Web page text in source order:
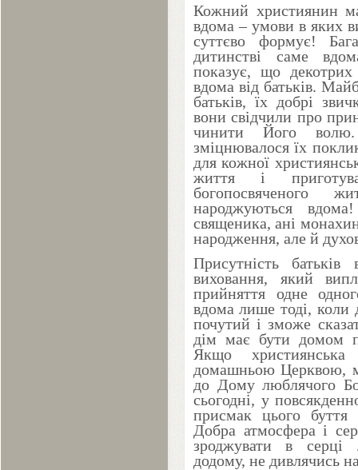
Кожний християнин
вдома – умови в яких
суттєво формує!
дитинстві саме
показує, що
вдома від батьків.
батьків, їх добрі
вони свідчили про
чинити Його
зміцнювалося їх
для кожної
життя і
богопосвяченого
народжуються
священика, ані
народження, але й
Присутність
виховання, який
прийняття одне
вдома лише тоді, коли
почутий і зможе
дім має бути домом
Якщо
домашньою Церквою,
до Дому люблячого
сьогодні, у
присмак цього
Добра атмосфера і
зроджувати в серці
додому, не дивлячись